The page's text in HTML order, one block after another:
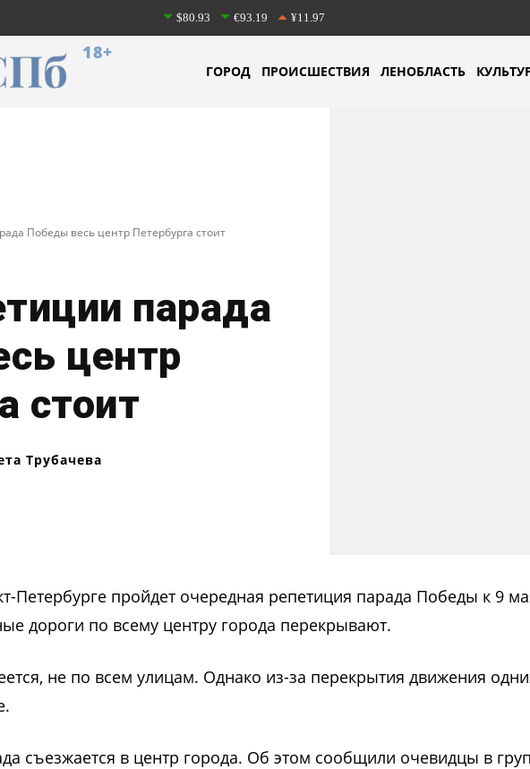
$80.93 €93.19 ¥11.97
18+
ГОРОД ПРОИСШЕСТВИЯ ЛЕНОБЛАСТЬ
Победы весь центр Петербурга стоит
парада
центр
стоит
Трубачева
Петербурге пройдет очередная репетиция парада Победы к 9
дороги по всему центру города перекрывают.
не по всем улицам. Однако из-за перекрытия движения
съезжается в центр города. Об этом сообщили очевидцы в